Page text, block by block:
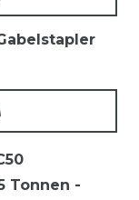
Tonnen -